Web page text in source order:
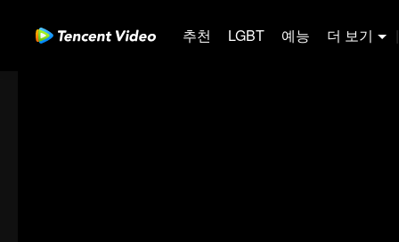
추천 LGBT 예능 더 보기 |